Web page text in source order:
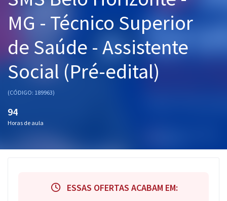
Graduação
Mentorias
Conteúdo gratuito
Atendimento
MG - Técnico Superior
de Saúde - Assistente
Social (Pré-edital)
(CÓDIGO: 189963)
94
Horas de aula
ESSAS OFERTAS ACABAM EM: